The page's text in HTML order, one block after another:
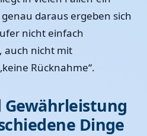
daraus ergeben sich
nicht einfach
auch nicht mit
Rücknahme“.
Dinge